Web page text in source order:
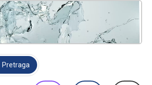
RADIO TELEVIZIJA VOGOŠĆA